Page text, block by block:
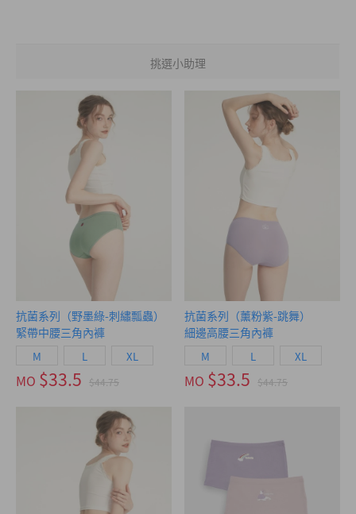
挑選小助理
抗菌系列（野墨綠-刺繡瓢蟲）
緊帶中腰三角內褲
M L XL
MO $33.5 $44.75
抗菌系列（薰粉紫-跳舞）
細邊高腰三角內褲
M L XL
MO $33.5 $44.75